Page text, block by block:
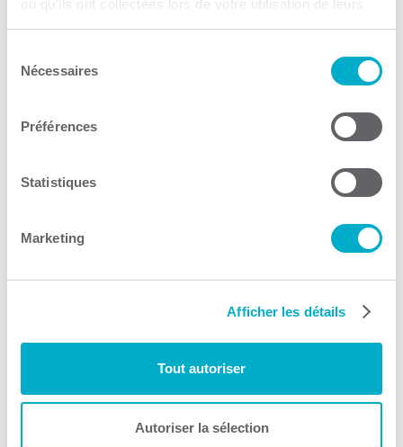
ou qu'ils ont collectées lors de votre utilisation de leurs
services.
Nécessaires
Préférences
Statistiques
Marketing
Afficher les détails
Tout autoriser
Autoriser la sélection
développement du Canada
Financement
Consulter le site Web